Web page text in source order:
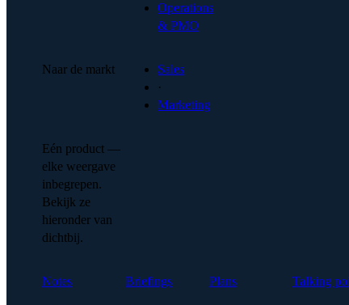
Operations
& PMO
Naar de markt
Sales
·
Marketing
Eén product —
elke weergave
inbegrepen.
Bekijk ze
hieronder van
dichtbij.
Notes Briefings Plans Talking